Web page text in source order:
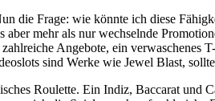
die Frage: wie könnte ich diese
mehr als nur wechselnde
Angebote, ein
sind Werke wie Jewel Blast,
Roulette. Ein Indiz, Baccarat